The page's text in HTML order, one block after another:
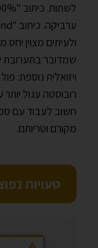
שמדובר בתערובת
ויזואלית נוספת:
רובוסטה עגול
חשוב לעבוד עם
מקורם וטריותם.
טעויות